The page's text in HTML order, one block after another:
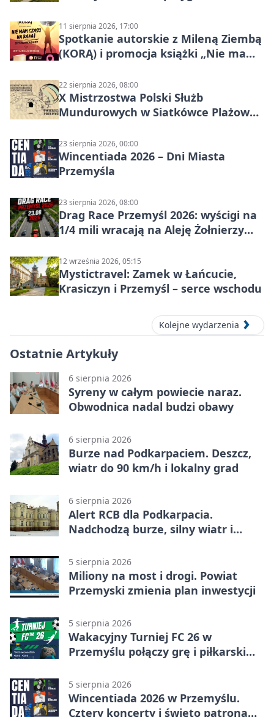
11 sierpnia 2026, 17:00
Spotkanie autorskie z Mileną Ziembą
(KORĄ) i promocja książki „Nie mam
22 sierpnia 2026, 08:00
X Mistrzostwa Polski Służb
Mundurowych w Siatkówce Plażowej
23 sierpnia 2026, 00:00
Wincentiada 2026 – Dni Miasta
Przemyśla
23 sierpnia 2026, 08:00
Drag Race Przemyśl 2026: wyścigi na
1/4 mili wracają na Aleję Żołnierzy
12 września 2026, 05:15
Mystictravel: Zamek w Łańcucie,
Krasiczyn i Przemyśl – serce wschodu
Kolejne wydarzenia
Ostatnie Artykuły
6 sierpnia 2026
Syreny w całym powiecie naraz.
Obwodnica nadal budzi obawy
6 sierpnia 2026
Burze nad Podkarpaciem. Deszcz,
wiatr do 90 km/h i lokalny grad
6 sierpnia 2026
Alert RCB dla Podkarpacia.
Nadchodzą burze, silny wiatr i
5 sierpnia 2026
Miliony na most i drogi. Powiat
Przemyski zmienia plan inwestycji
5 sierpnia 2026
Wakacyjny Turniej FC 26 w
Przemyślu połączy grę i piłkarski
5 sierpnia 2026
Wincentiada 2026 w Przemyślu.
Cztery koncerty i święto patrona